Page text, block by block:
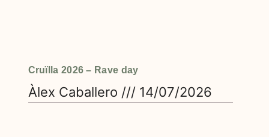
Cruïlla 2026 – Rave day
Àlex Caballero 14/07/2026